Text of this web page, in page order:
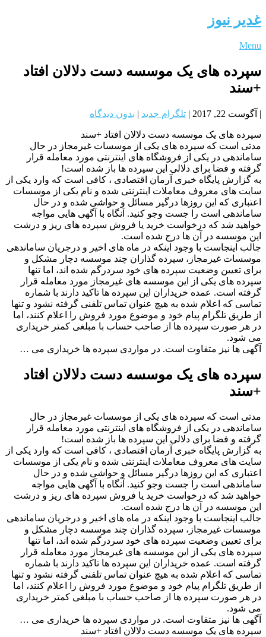
غدیر نیوز
Menu
سپرده های یک موسسه دست دلالان افتاد
+سند
| آگوست 22, 2017 | تلگرام جدید | بدون دیدگاه
سپرده های یک موسسه دست دلالان افتاد +سند
مدتی است که سپرده های یکی از موسسات غیرمجاز در حال
ساماندهی در یکی از فروشگاه های اینترنتی مورد معامله قرار
گرفته و فضا برای دلالی این سپرده ها باز شده است!
به گزارش پایگاه خبری آرمان اقتصادی ، کافی است که وارد یکی از
سایت های معروف معاملات اینترنتی شده و نام یکی از موسسات
اعتباری که این روزها درگیر مسائل و حواشی شده و در حال
ساماندهی است را جست وجو کنید. آنگاه با آگهی هایی مواجه
خواهید شد که درخواست خرید یا فروش سپرده های ریز و درشت
این موسسه در آن ها درج شده است.
جالب اینجاست با وجود اینکه در ماه های اخیر و درجریان ساماندهی
موسسات غیرمجاز، سپرده گذاران چند موسسه دچار مشکل و
برای تعیین وضعیت سپرده های خود سردرگم شده اند، اما تنها
سپرده های یکی از این موسسه های غیرمجاز مورد معامله قرار
گرفته است. عمده خریداران این سپرده ها تاکید دارند با شماره
تماسی که اعلام شده به هیچ عنوان تماس تلفنی گرفته نشود و تنها
از طریق تلگرام پیام خود و موضوع مورد فروش را اعلام کنند، اما
در هر صورت سپرده ها از صاحب حساب با مبلغی کمتر خریداری
می شود.
آگهی ها نیز متفاوت است. در مواردی سپرده ها خریداری می …
سپرده های یک موسسه دست دلالان افتاد
+سند
مدتی است که سپرده های یکی از موسسات غیرمجاز در حال
ساماندهی در یکی از فروشگاه های اینترنتی مورد معامله قرار
گرفته و فضا برای دلالی این سپرده ها باز شده است!
به گزارش پایگاه خبری آرمان اقتصادی ، کافی است که وارد یکی از
سایت های معروف معاملات اینترنتی شده و نام یکی از موسسات
اعتباری که این روزها درگیر مسائل و حواشی شده و در حال
ساماندهی است را جست وجو کنید. آنگاه با آگهی هایی مواجه
خواهید شد که درخواست خرید یا فروش سپرده های ریز و درشت
این موسسه در آن ها درج شده است.
جالب اینجاست با وجود اینکه در ماه های اخیر و درجریان ساماندهی
موسسات غیرمجاز، سپرده گذاران چند موسسه دچار مشکل و
برای تعیین وضعیت سپرده های خود سردرگم شده اند، اما تنها
سپرده های یکی از این موسسه های غیرمجاز مورد معامله قرار
گرفته است. عمده خریداران این سپرده ها تاکید دارند با شماره
تماسی که اعلام شده به هیچ عنوان تماس تلفنی گرفته نشود و تنها
از طریق تلگرام پیام خود و موضوع مورد فروش را اعلام کنند، اما
در هر صورت سپرده ها از صاحب حساب با مبلغی کمتر خریداری
می شود.
آگهی ها نیز متفاوت است. در مواردی سپرده ها خریداری می …
سپرده های یک موسسه دست دلالان افتاد +سند